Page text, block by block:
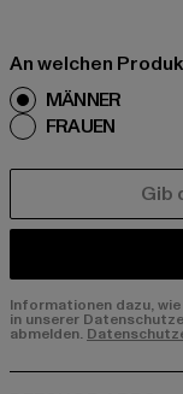
An welchen
MÄNNER
FRAUEN
Informationen dazu,
in unserer
abmelden.